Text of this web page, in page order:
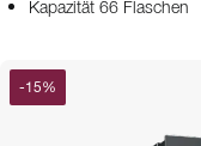
Kapazität 66 Flaschen
-15%